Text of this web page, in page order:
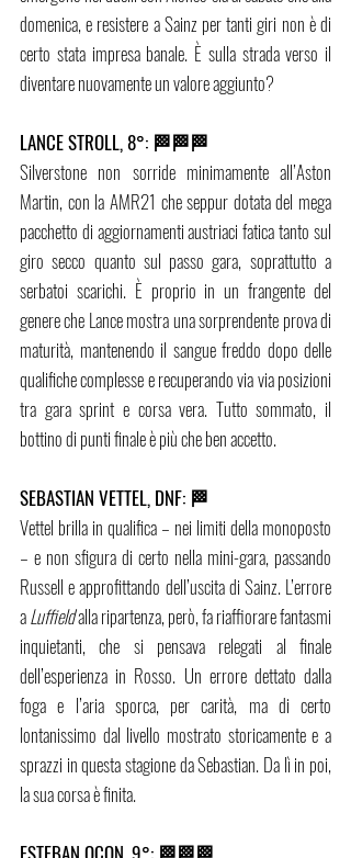
domenica, e resistere a Sainz per tanti giri non è di
certo stata impresa banale. È sulla strada verso il
diventare nuovamente un valore aggiunto?
LANCE STROLL, 8°: 🏁🏁🏁
Silverstone non sorride minimamente all’Aston
Martin, con la AMR21 che seppur dotata del mega
pacchetto di aggiornamenti austriaci fatica tanto sul
giro secco quanto sul passo gara, soprattutto a
serbatoi scarichi. È proprio in un frangente del
genere che Lance mostra una sorprendente prova di
maturità, mantenendo il sangue freddo dopo delle
qualifiche complesse e recuperando via via posizioni
tra gara sprint e corsa vera. Tutto sommato, il
bottino di punti finale è più che ben accetto.
SEBASTIAN VETTEL, DNF: 🏁
Vettel brilla in qualifica – nei limiti della monoposto
– e non sfigura di certo nella mini-gara, passando
Russell e approfittando dell’uscita di Sainz. L’errore
a Luffield alla ripartenza, però, fa riaffiorare fantasmi
inquietanti, che si pensava relegati al finale
dell’esperienza in Rosso. Un errore dettato dalla
foga e l’aria sporca, per carità, ma di certo
lontanissimo dal livello mostrato storicamente e a
sprazzi in questa stagione da Sebastian. Da lì in poi,
la sua corsa è finita.